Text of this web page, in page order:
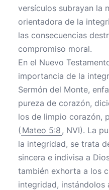
versículos subrayan la
orientadora de la
las consecuencias
compromiso moral.
En el Nuevo
importancia de la
Sermón del Monte,
pureza de corazón,
los de limpio corazón,
( Mateo 5:8 , NVI). La
la integridad, se trata
sincera e indivisa a
también exhorta a los
integridad, instándolos